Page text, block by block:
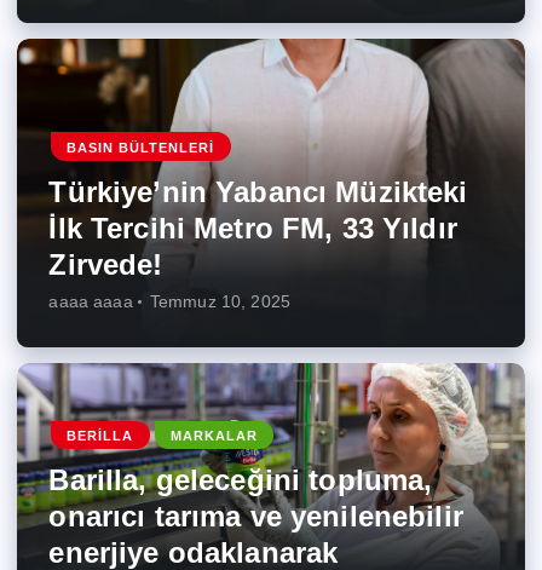
BASIN BÜLTENLERI
Türkiye’nin Yabancı Müzikteki
İlk Tercihi Metro FM, 33 Yıldır
Zirvede!
aaaa aaaa Temmuz 10, 2025
BERILLA MARKALAR
Barilla, geleceğini topluma,
onarıcı tarıma ve yenilenebilir
enerjiye odaklanarak